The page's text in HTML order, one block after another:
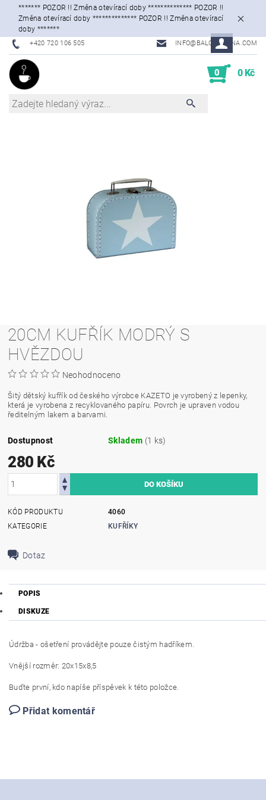
******* POZOR !! Změna otevírací doby ************** POZOR !!
Změna otevírací doby ************** POZOR !! Změna otevírací
doby *******
+420 720 106 505 INFO@BALONKARNA.COM
0 0 Kč
20CM KUFŘÍK MODRÝ S
HVĚZDOU
Neohodnoceno
Šitý dětský kufřík od českého výrobce KAZETO je vyrobený z lepenky,
která je vyrobena z recyklovaného papíru. Povrch je upraven vodou
ředitelným lakem a barvami.
Dostupnost Skladem (1 ks)
280 Kč
KÓD PRODUKTU
4060
KATEGORIE
KUFŘÍKY
Dotaz
POPIS
DISKUZE
Údržba - ošetření provádějte pouze čistým hadříkem.
Vnější rozměr: 20x15x8,5
Buďte první, kdo napíše příspěvek k této položce.
Přidat komentář